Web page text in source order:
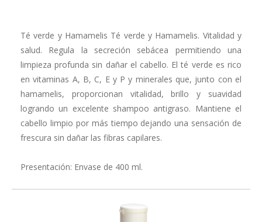
Té verde y Hamamelis Té verde y Hamamelis. Vitalidad y
salud. Regula la se­creción sebácea permitiendo una
limpieza profunda sin dañar el cabello. El té verde es rico
en vitaminas A, B, C, E y P y minerales que, junto con el
hamamelis, proporcio­nan vitalidad, brillo y suavidad
logrando un excelente shampoo antigraso. Mantiene el
cabello limpio por más tiempo dejando una sensación de
frescura sin dañar las fibras capilares.
Presentación: Envase de 400 ml.